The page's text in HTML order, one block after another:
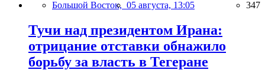
Большой Восток, 05 августа, 13:05 347
Тучи над президентом Ирана:
отрицание отставки обнажило
борьбу за власть в Тегеране